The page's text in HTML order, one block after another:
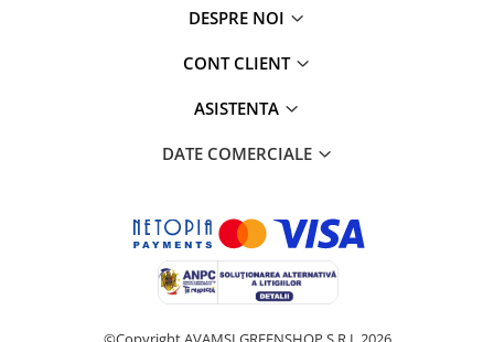
DESPRE NOI
CONT CLIENT
ASISTENTA
DATE COMERCIALE